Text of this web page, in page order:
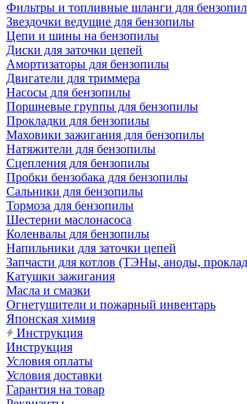
Фильтры и топливные шланги для
Звездочки ведущие для бензопилы
Цепи и шины на бензопилы
Диски для заточки цепей
Амортизаторы для бензопилы
Двигатели для триммера
Насосы для бензопилы
Поршневые группы для бензопилы
Прокладки для бензопилы
Маховики зажигания для бензопилы
Натяжители для бензопилы
Сцепления для бензопилы
Пробки бензобака для бензопилы
Сальники для бензопилы
Тормоза для бензопилы
Шестерни маслонасоса
Коленвалы для бензопилы
Напильники для заточки цепей
Запчасти для котлов (ТЭНы, аноды,
Катушки зажигания
Масла и смазки
Огнетушители и пожарный инвентарь
Японская химия
Инструкция
Инструкция
Условия оплаты
Условия доставки
Гарантия на товар